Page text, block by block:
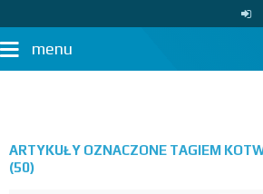
menu
ARTYKUŁY OZNACZONE TAGIEM
(50)